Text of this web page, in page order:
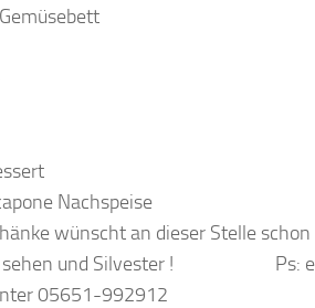
Nachspeise
wünscht an dieser Stelle
sehen und Silvester ! Ps: ein
05651-992912